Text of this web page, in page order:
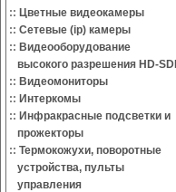
:: Цветные видеокамеры
:: Сетевые (ip) камеры
:: Видеооборудование
высокого разрешения HD-SDI
:: Видеомониторы
:: Интеркомы
:: Инфракрасные подсветки и
прожекторы
:: Термокожухи, поворотные
устройства, пульты
управления